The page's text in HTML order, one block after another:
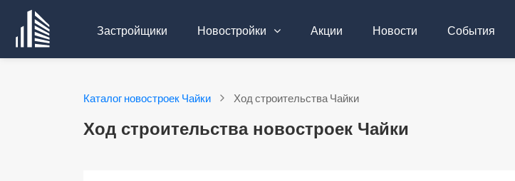
Застройщики Новостройки Акции Новости События
Каталог новостроек Чайки Ход строительства Чайки
Ход строительства новостроек Чайки